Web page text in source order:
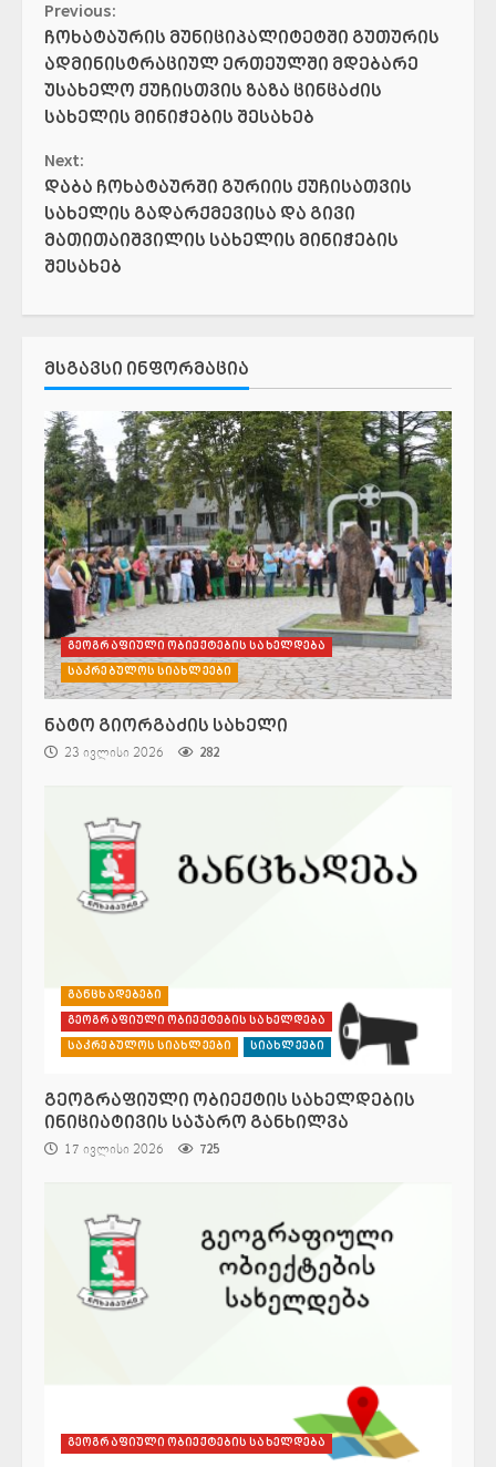
Continue
Reading
Previous:
ჩოხატაურის მუნიციპალიტეტში გუთურის
ადმინისტრაციულ ერთეულში მდებარე
უსახელო ქუჩისთვის ზაზა ცინცაძის
სახელის მინიჭების შესახებ
Next:
დაბა ჩოხატაურში გურიის ქუჩისათვის
სახელის გადარქმევისა და გივი
მათითაიშვილის სახელის მინიჭების
შესახებ
ᲛᲡᲒᲐᲕᲡᲘ ᲘᲜᲤᲝᲠᲛᲐᲪᲘᲐ
გეოგრაფიული ობიექტების სახელდება
საკრებულოს სიახლეები
ნატო გიორგაძის სახელი
23 ივლისი 2026 282
განცხადებები
გეოგრაფიული ობიექტების სახელდება
საკრებულოს სიახლეები სიახლეები
გეოგრაფიული ობიექტის სახელდების
ინიციატივის საჯარო განხილვა
17 ივლისი 2026 725
გეოგრაფიული ობიექტების სახელდება